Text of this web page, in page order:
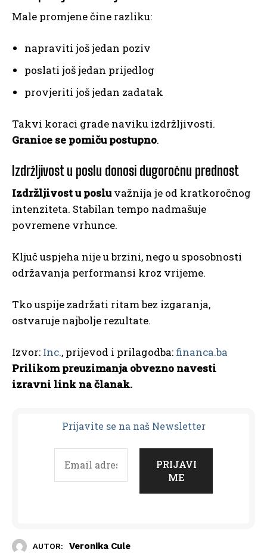
Male promjene čine razliku:
napraviti još jedan poziv
poslati još jedan prijedlog
provjeriti još jedan zadatak
Takvi koraci grade naviku izdržljivosti.
Granice se pomiču postupno.
Izdržljivost u poslu donosi dugoročnu prednost
Izdržljivost u posluvažnija je od kratkoročnog
intenziteta. Stabilan tempo nadmašuje
povremene vrhunce.
Ključ uspjeha nije u brzini, nego u sposobnosti
održavanja performansi kroz vrijeme.
Tko uspije zadržati ritam bez izgaranja,
ostvaruje najbolje rezultate.
Izvor: Inc., prijevod i prilagodba: financa.ba
Prilikom preuzimanja obvezno navesti
izravni link na članak.
Prijavite se na naš Newsletter
AUTOR: Veronika Cule